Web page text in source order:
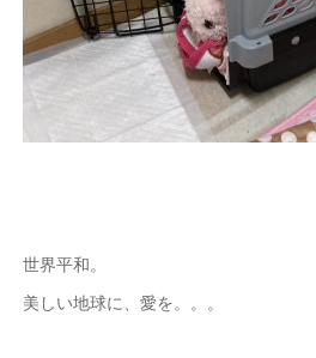
世界平和。
美しい地球に、愛を。。。